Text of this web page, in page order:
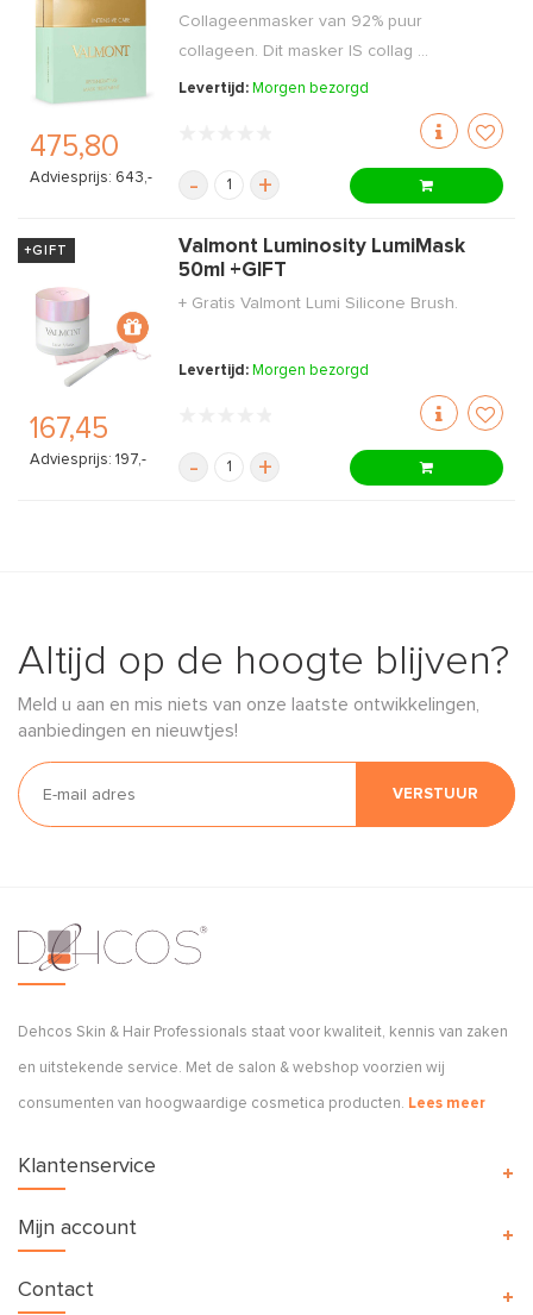
475,80
Adviesprijs: 643,-
Collageenmasker van 92% puur
collageen. Dit masker IS collag ...
Levertijd: Morgen bezorgd
- +
+GIFT
167,45
Adviesprijs: 197,-
Valmont Luminosity LumiMask
50ml +GIFT
+ Gratis Valmont Lumi Silicone Brush.
Levertijd: Morgen bezorgd
- +
Altijd op de hoogte blijven?
Meld u aan en mis niets van onze laatste ontwikkelingen,
aanbiedingen en nieuwtjes!
VERSTUUR
Dehcos Skin & Hair Professionals staat voor kwaliteit, kennis van zaken
en uitstekende service. Met de salon & webshop voorzien wij
consumenten van hoogwaardige cosmetica producten. Lees meer
Klantenservice
Mijn account
Contact